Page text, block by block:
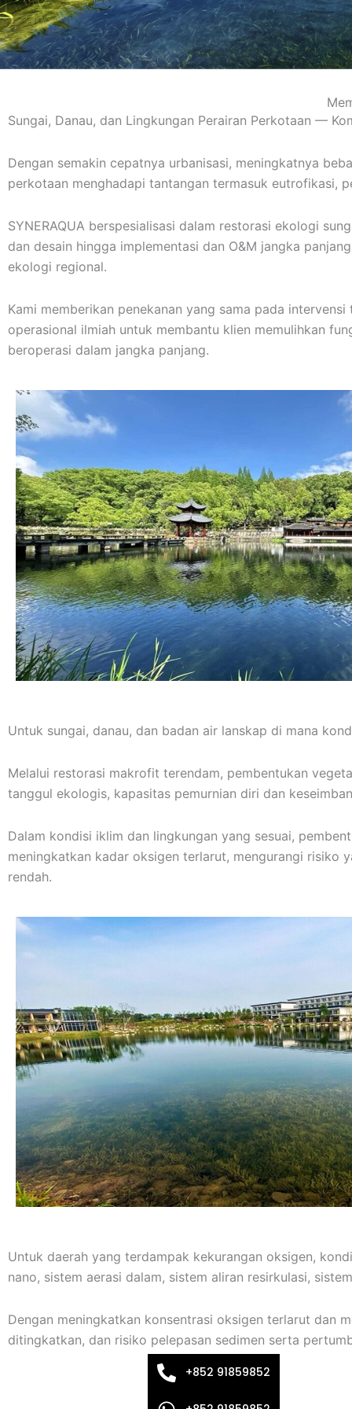
Sungai, Danau, dan Lingkungan Perairan Perkotaan —
Dengan semakin cepatnya urbanisasi, meningkatnya
perkotaan menghadapi tantangan termasuk eutrofikasi,
SYNERAQUA berspesialisasi dalam restorasi ekologi
dan desain hingga implementasi dan O&M jangka
ekologi regional.
Kami memberikan penekanan yang sama pada
operasional ilmiah untuk membantu klien memulihkan
beroperasi dalam jangka panjang.
Untuk sungai, danau, dan badan air lanskap di mana
Melalui restorasi makrofit terendam, pembentukan
tanggul ekologis, kapasitas pemurnian diri dan
Dalam kondisi iklim dan lingkungan yang sesuai,
meningkatkan kadar oksigen terlarut, mengurangi risiko
rendah.
Untuk daerah yang terdampak kekurangan oksigen,
nano, sistem aerasi dalam, sistem aliran resirkulasi,
Dengan meningkatkan konsentrasi oksigen terlarut dan
ditingkatkan, dan risiko pelepasan sedimen serta
+852 91859852